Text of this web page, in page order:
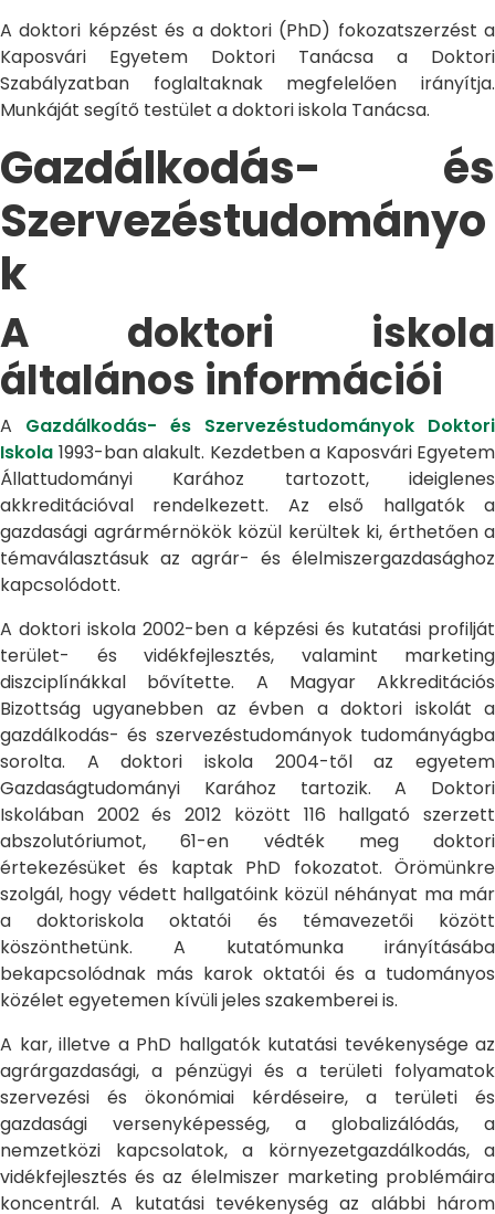
A doktori képzést és a doktori (PhD) fokozatszerzést a
Kaposvári Egyetem Doktori Tanácsa a Doktori
Szabályzatban foglaltaknak megfelelően irányítja.
Munkáját segítő testület a doktori iskola Tanácsa.
Gazdálkodás- és
Szervezéstudományo
k
A doktori iskola
általános információi
A Gazdálkodás- és Szervezéstudományok Doktori
Iskola 1993-ban alakult. Kezdetben a Kaposvári Egyetem
Állattudományi Karához tartozott, ideiglenes
akkreditációval rendelkezett. Az első hallgatók a
gazdasági agrármérnökök közül kerültek ki, érthetően a
témaválasztásuk az agrár- és élelmiszergazdasághoz
kapcsolódott.
A doktori iskola 2002-ben a képzési és kutatási profilját
terület- és vidékfejlesztés, valamint marketing
diszciplínákkal bővítette. A Magyar Akkreditációs
Bizottság ugyanebben az évben a doktori iskolát a
gazdálkodás- és szervezéstudományok tudományágba
sorolta. A doktori iskola 2004-től az egyetem
Gazdaságtudományi Karához tartozik. A Doktori
Iskolában 2002 és 2012 között 116 hallgató szerzett
abszolutóriumot, 61-en védték meg doktori
értekezésüket és kaptak PhD fokozatot. Örömünkre
szolgál, hogy védett hallgatóink közül néhányat ma már
a doktoriskola oktatói és témavezetői között
köszönthetünk. A kutatómunka irányításába
bekapcsolódnak más karok oktatói és a tudományos
közélet egyetemen kívüli jeles szakemberei is.
A kar, illetve a PhD hallgatók kutatási tevékenysége az
agrárgazdasági, a pénzügyi és a területi folyamatok
szervezési és ökonómiai kérdéseire, a területi és
gazdasági versenyképesség, a globalizálódás, a
nemzetközi kapcsolatok, a környezetgazdálkodás, a
vidékfejlesztés és az élelmiszer marketing problémáira
koncentrál. A kutatási tevékenység az alábbi három